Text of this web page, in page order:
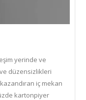
yerinde ve
düzensizlikleri
iç mekan
kartonpiyer